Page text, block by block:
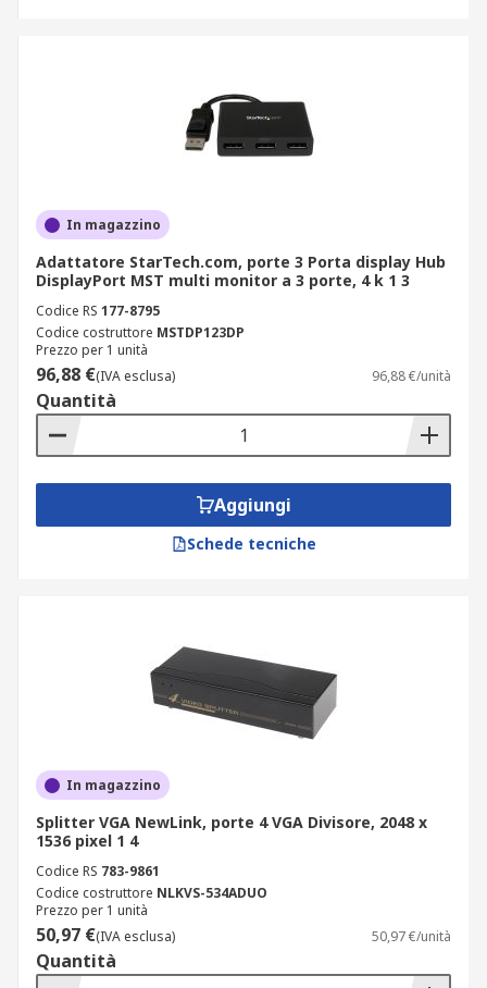
In magazzino
Adattatore StarTech.com, porte 3 Porta display Hub
DisplayPort MST multi monitor a 3 porte, 4 k 1 3
Codice RS 177-8795
Codice costruttore MSTDP123DP
Prezzo per 1 unità
96,88 €(IVA esclusa) 96,88 €/unità
Quantità
Aggiungi
Schede tecniche
In magazzino
Splitter VGA NewLink, porte 4 VGA Divisore, 2048 x
1536 pixel 1 4
Codice RS 783-9861
Codice costruttore NLKVS-534ADUO
Prezzo per 1 unità
50,97 €(IVA esclusa) 50,97 €/unità
Quantità